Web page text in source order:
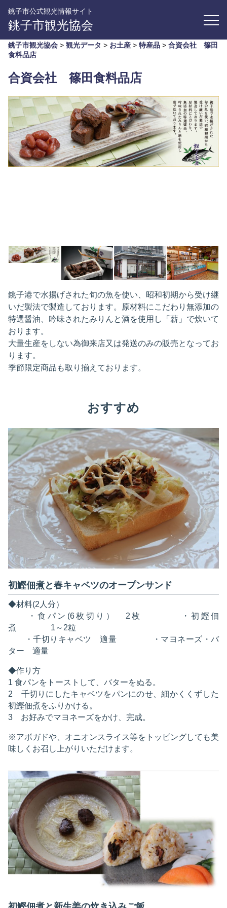
銚子市公式観光情報サイト
銚子市観光協会
銚子市観光協会 > 観光データ > お土産 > 特産品 > 合資会社 篠田
食料品店
合資会社 篠田食料品店
銚子港で水揚げされた旬の魚を使い、昭和初期から受け継
いだ製法で製造しております。原材料にこだわり無添加の
特選醤油、吟味されたみりんと酒を使用し「薪」で炊いて
おります。
大量生産をしない為御来店又は発送のみの販売となってお
ります。
季節限定商品も取り揃えております。
おすすめ
初鰹佃煮と春キャベツのオープンサンド
◆材料(2人分）
・食パン(6枚切り） 2枚 ・初鰹佃
煮 1～2粒
・千切りキャベツ 適量 ・マヨネーズ・バ
ター 適量
◆作り方
1 食パンをトーストして、バターをぬる。
2 千切りにしたキャベツをパンにのせ、細かくくずした
初鰹佃煮をふりかける。
3 お好みでマヨネーズをかけ、完成。
※アボガドや、オニオンスライス等をトッピングしても美
味しくお召し上がりいただけます。